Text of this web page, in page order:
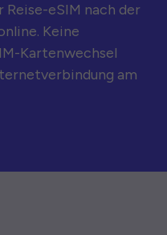
eSIM nach der
Keine
Kartenwechsel
am